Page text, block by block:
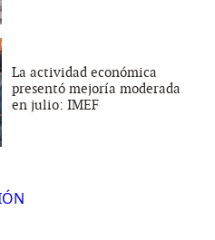
La actividad económica
presentó mejoría moderada
en julio: IMEF